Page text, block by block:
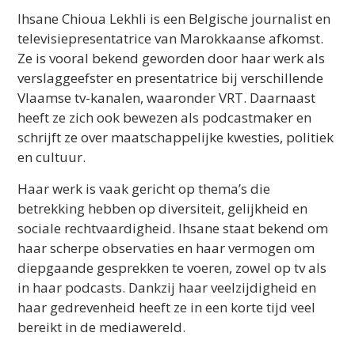
Ihsane Chioua Lekhli is een Belgische journalist en
televisiepresentatrice van Marokkaanse afkomst.
Ze is vooral bekend geworden door haar werk als
verslaggeefster en presentatrice bij verschillende
Vlaamse tv-kanalen, waaronder VRT. Daarnaast
heeft ze zich ook bewezen als podcastmaker en
schrijft ze over maatschappelijke kwesties, politiek
en cultuur.
Haar werk is vaak gericht op thema’s die
betrekking hebben op diversiteit, gelijkheid en
sociale rechtvaardigheid. Ihsane staat bekend om
haar scherpe observaties en haar vermogen om
diepgaande gesprekken te voeren, zowel op tv als
in haar podcasts. Dankzij haar veelzijdigheid en
haar gedrevenheid heeft ze in een korte tijd veel
bereikt in de mediawereld.